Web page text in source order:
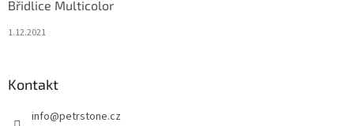
Břidlice Multicolor
1.12.2021
Kontakt
info@petrstone.cz